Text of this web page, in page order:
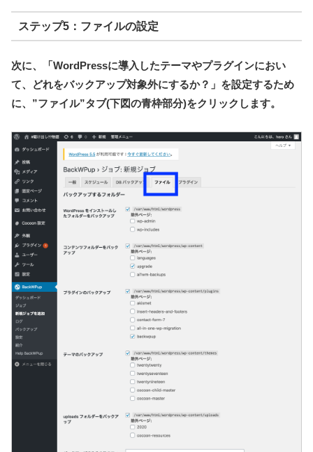
ステップ5：ファイルの設定
次に、「WordPressに導入したテーマやプラグインにおい
て、どれをバックアップ対象外にするか？」を設定するため
に、”ファイル”タブ(下図の青枠部分)をクリックします。